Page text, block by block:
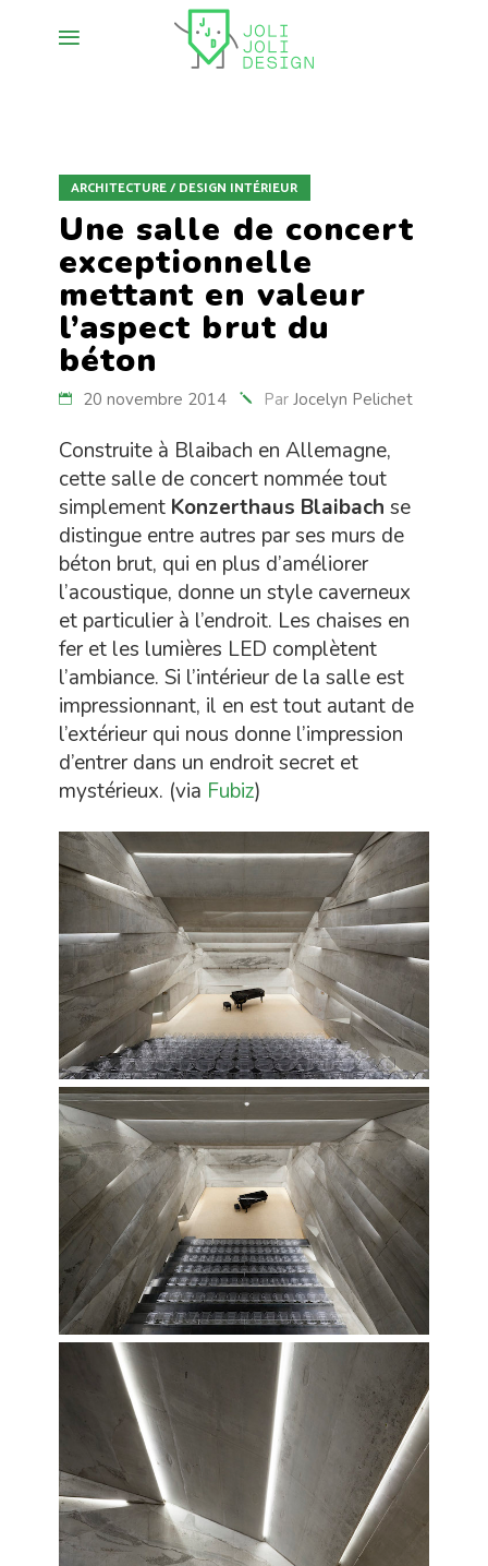
ARCHITECTURE / DESIGN INTÉRIEUR
Une salle de concert
exceptionnelle
mettant en valeur
l’aspect brut du
béton
20 novembre 2014 Par Jocelyn Pelichet
Construite à Blaibach en Allemagne,
cette salle de concert nommée tout
simplement Konzerthaus Blaibach se
distingue entre autres par ses murs de
béton brut, qui en plus d’améliorer
l’acoustique, donne un style caverneux
et particulier à l’endroit. Les chaises en
fer et les lumières LED complètent
l’ambiance. Si l’intérieur de la salle est
impressionnant, il en est tout autant de
l’extérieur qui nous donne l’impression
d’entrer dans un endroit secret et
mystérieux. (via Fubiz)